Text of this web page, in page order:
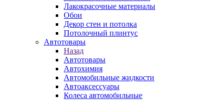
Лакокрасочные материалы
Обои
Декор стен и потолка
Потолочный плинтус
Автотовары
Назад
Автотовары
Автохимия
Автомобильные жидкости
Автоаксессуары
Колеса автомобильные